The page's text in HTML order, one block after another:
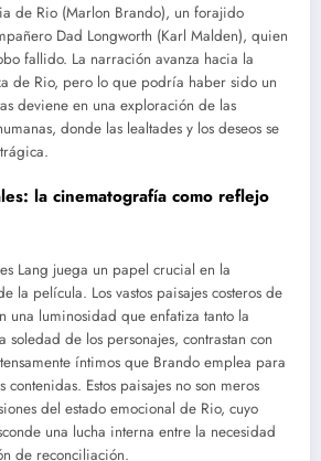
de Rio (Marlon Brando), un forajido
Dad Longworth (Karl Malden), quien
fallido. La narración avanza hacia la
de Rio, pero lo que podría haber sido un
deviene en una exploración de las
donde las lealtades y los deseos se
la cinematografía como reflejo
Lang juega un papel crucial en la
la película. Los vastos paisajes costeros de
una luminosidad que enfatiza tanto la
soledad de los personajes, contrastan con
íntimos que Brando emplea para
contenidas. Estos paisajes no son meros
del estado emocional de Rio, cuyo
una lucha interna entre la necesidad
de reconciliación.